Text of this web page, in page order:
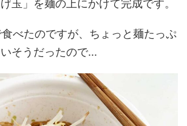
玉」を麺の上にかけて完成です。
べたのですが、ちょっと麺たっぷ
そうだったので...